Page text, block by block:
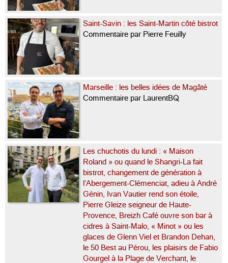
Saint-Savin : les Saint-Martin côté bistrot
Commentaire par Pierre Feuilly
Marseille : les belles idées de Magâté
Commentaire par LaurentBQ
Les chuchotis du lundi : « Maison
Roland » ou quand le Shangri-La fait
bistrot, changement de génération à
l’Abergement-Clémenciat, adieu à André
Génin, Ivan Vautier rend son étoile,
Pierre Gleize seigneur de Haute-
Provence, Breizh Café ouvre son bar à
cidres à Saint-Malo, « Minot » ou les
glaces de Glenn Viel et Brandon Dehan,
le 50 Best au Pérou, les plaisirs de Fabio
Gourgel à la Plage de Verchant, le